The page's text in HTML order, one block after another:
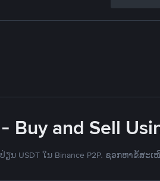
Buy and Sell
ຽນ USDT ໃນ Binance P2P. ຊອກຫາຂໍ້ສະ